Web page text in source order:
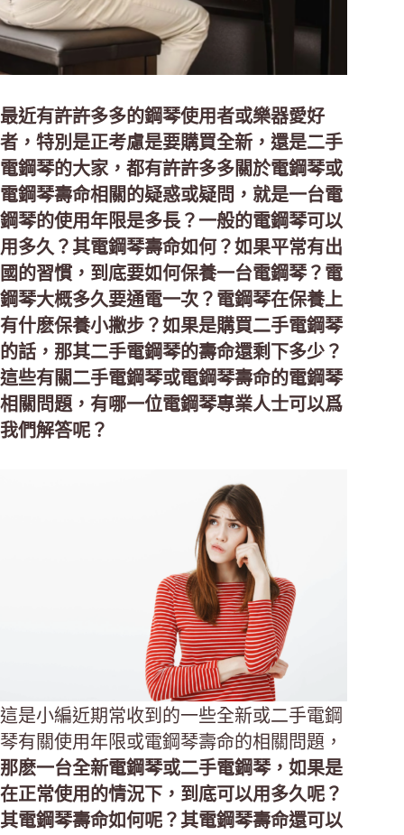
最近有許許多多的鋼琴使用者或樂器愛好
者，特別是正考慮是要購買全新，還是二手
電鋼琴的大家，都有許許多多關於電鋼琴或
電鋼琴壽命相關的疑惑或疑問，就是一台電
鋼琴的使用年限是多長？一般的電鋼琴可以
用多久？其電鋼琴壽命如何？如果平常有出
國的習慣，到底要如何保養一台電鋼琴？電
鋼琴大概多久要通電一次？電鋼琴在保養上
有什麽保養小撇步？如果是購買二手電鋼琴
的話，那其二手電鋼琴的壽命還剩下多少？
這些有關二手電鋼琴或電鋼琴壽命的電鋼琴
相關問題，有哪一位電鋼琴專業人士可以爲
我們解答呢？
這是小編近期常收到的一些全新或二手電鋼
琴有關使用年限或電鋼琴壽命的相關問題，
那麽一台全新電鋼琴或二手電鋼琴，如果是
在正常使用的情況下，到底可以用多久呢？
其電鋼琴壽命如何呢？其電鋼琴壽命還可以